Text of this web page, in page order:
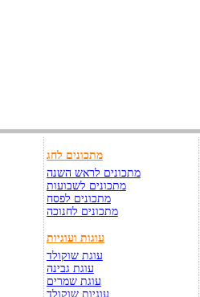
מתכונים לחג
מתכונים לראש השנה
מתכונים לשבועות
מתכונים לפסח
מתכונים לחנוכה
עוגות ועוגיות
עוגת שוקולד
עוגת גבינה
עוגת שמרים
עוגיות שוקולד